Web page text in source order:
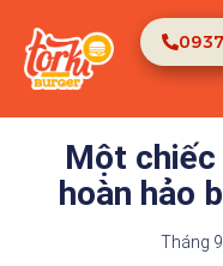
Một
hoàn hảo
Tháng